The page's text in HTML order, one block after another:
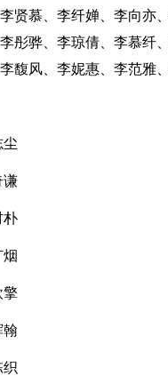
贤慕、李纤婵、李向亦
彤骅、李琼倩、李慕纤
馥风、李妮惠、李范雅
尘
谦
朴
烟
擎
翰
织